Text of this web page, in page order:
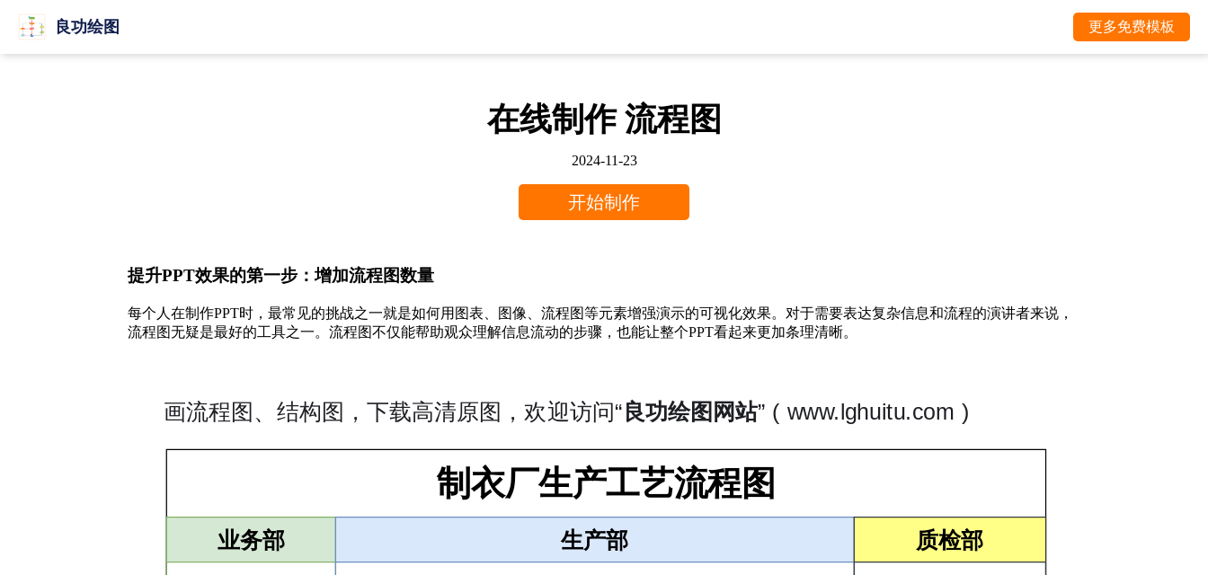
良功绘图 更多免费模板
在线制作 流程图
2024-11-23
开始制作
提升PPT效果的第一步：增加流程图数量
每个人在制作PPT时，最常见的挑战之一就是如何用图表、图像、流程图等元素增强演示的可视化效果。对于需要表达复杂信息和流程的演讲者来说，
流程图无疑是最好的工具之一。流程图不仅能帮助观众理解信息流动的步骤，也能让整个PPT看起来更加条理清晰。